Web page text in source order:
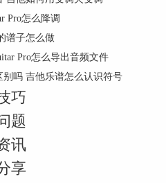
视唱练耳软件
音
一首歌曲之后，就开始想
Pro怎么降调
谱子怎么做
Pro怎么导出音频文件
吗 吉他乐谱怎么认识符号
巧
题
讯
享